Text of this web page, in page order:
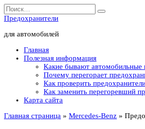
Перейти
к
содержанию
Search
for:
Предохранители
для автомобилей
Главная
Полезная информация
Какие бывают
Почему перегорает
Как проверить
Как заменить перегоревший
Карта сайта
Главная страница » Mercedes-Benz »